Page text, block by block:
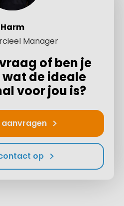
Harm
Manager
of ben je
de ideale
voor jou is?
op